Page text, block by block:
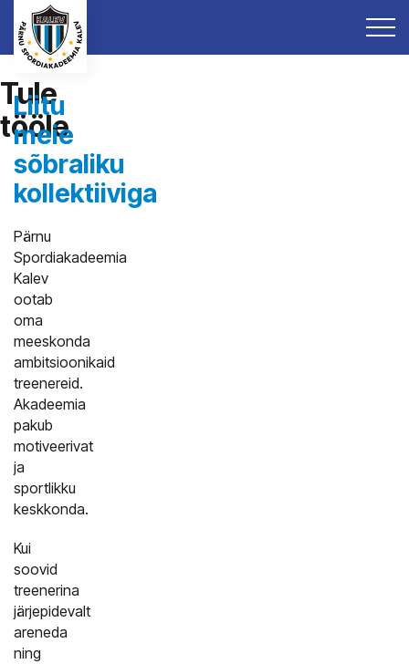
Tule
tööle
Liitu
meie
sõbraliku
kollektiiviga
Pärnu
Spordiakadeemia
Kalev
ootab
oma
meeskonda
ambitsioonikaid
treenereid.
Akadeemia
pakub
motiveerivat
ja
sportlikku
keskkonda.
Kui
soovid
treenerina
järjepidevalt
areneda
ning